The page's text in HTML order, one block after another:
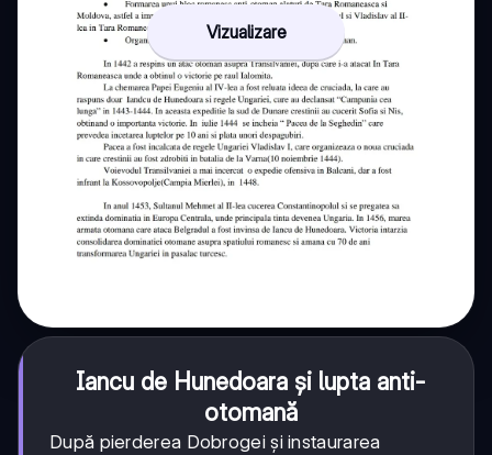
Vizualizare
Iancu de Hunedoara și lupta anti-
otomană
După pierderea Dobrogei și instaurarea